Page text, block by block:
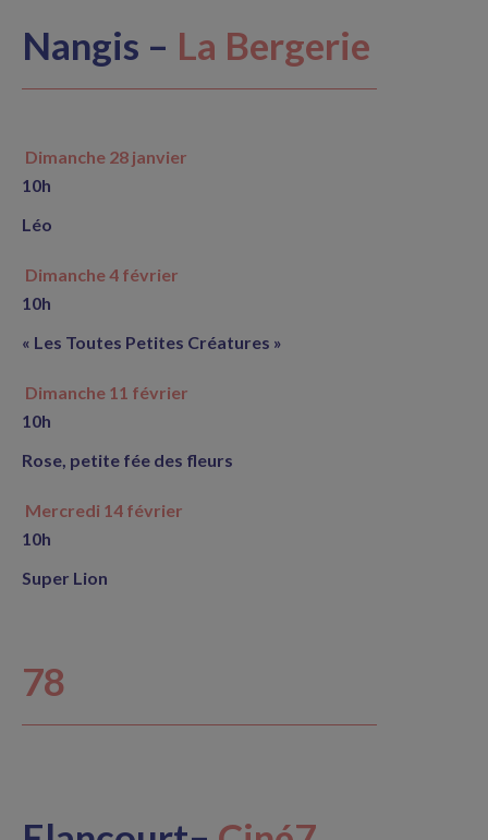
Nangis – La Bergerie
Dimanche 28 janvier
10h
Léo
Dimanche 4 février
10h
« Les Toutes Petites Créatures »
Dimanche 11 février
10h
Rose, petite fée des fleurs
Mercredi 14 février
10h
Super Lion
78